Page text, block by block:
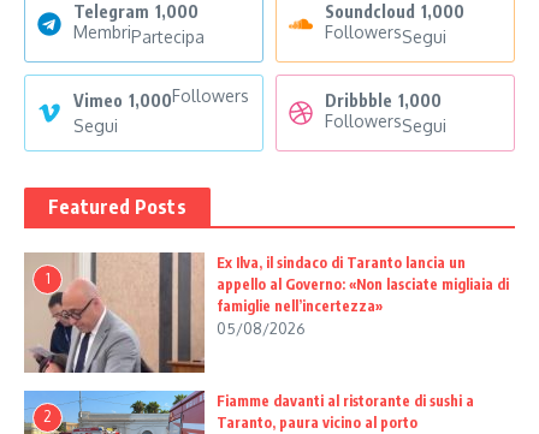
Telegram 1,000
MembriPartecipa
Soundcloud 1,000
FollowersSegui
Vimeo 1,000Followers
Segui
Dribbble 1,000
FollowersSegui
Featured Posts
1
Ex Ilva, il sindaco di Taranto lancia un
appello al Governo: «Non lasciate migliaia di
famiglie nell’incertezza»
05/08/2026
2
Fiamme davanti al ristorante di sushi a
Taranto, paura vicino al porto